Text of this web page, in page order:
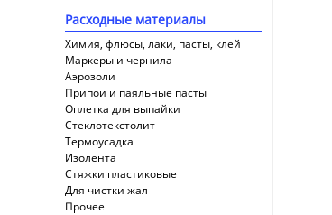
Расходные материалы
Химия, флюсы, лаки, пасты, клей
Маркеры и чернила
Аэрозоли
Припои и паяльные пасты
Оплетка для выпайки
Cтеклотекстолит
Термоусадка
Изолента
Стяжки пластиковые
Для чистки жал
Прочее